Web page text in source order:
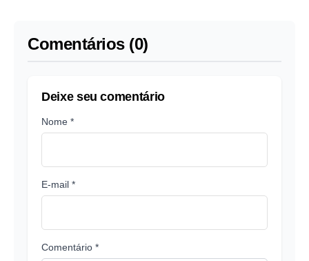
Comentários (0)
Deixe seu comentário
Nome *
E-mail *
Comentário *